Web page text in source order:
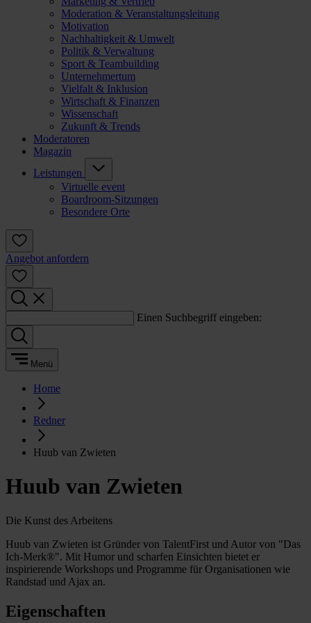
Moderation & Veranstaltungsleitung
Motivation
Nachhaltigkeit & Umwelt
Politik & Verwaltung
Sport & Teambuilding
Unternehmertum
Vielfalt & Inklusion
Wirtschaft & Finanzen
Wissenschaft
Zukunft & Trends
Moderatoren
Magazin
Leistungen
Virtuelle event
Boardroom-Sitzungen
Besondere Orte
Angebot anfordern
Einen Suchbegriff eingeben:
Menü
Home
Redner
Huub van Zwieten
Huub van Zwieten
Die Kunst des Arbeitens
Huub van Zwieten ist Gründer von TalentFirst und Autor von "Das
Ich-Merk®". Mit Humor und scharfen Einsichten bietet er
inspirierende Workshops und Programme für Organisationen wie
Randstad und Ajax an.
Eigenschaften